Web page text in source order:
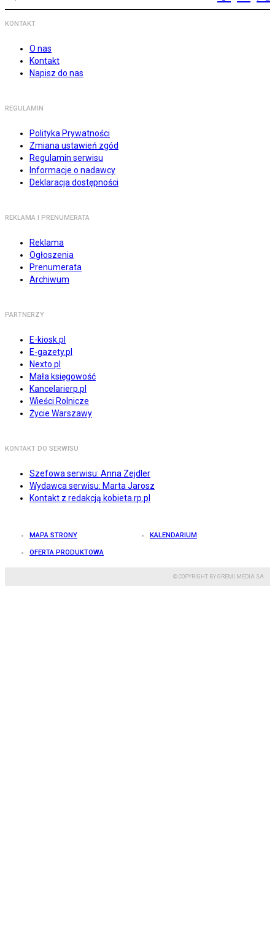
KONTAKT
O nas
Kontakt
Napisz do nas
REGULAMIN
Polityka Prywatności
Zmiana ustawień zgód
Regulamin serwisu
Informacje o nadawcy
Deklaracja dostępności
REKLAMA I PRENUMERATA
Reklama
Ogłoszenia
Prenumerata
Archiwum
PARTNERZY
E-kiosk.pl
E-gazety.pl
Nexto.pl
Mała księgowość
Kancelarierp.pl
Wieści Rolnicze
Życie Warszawy
KONTAKT DO SERWISU
Szefowa serwisu: Anna Zejdler
Wydawca serwisu: Marta Jarosz
Kontakt z redakcją kobieta.rp.pl
MAPA STRONY KALENDARIUM
OFERTA PRODUKTOWA
© COPYRIGHT BY GREMI MEDIA SA